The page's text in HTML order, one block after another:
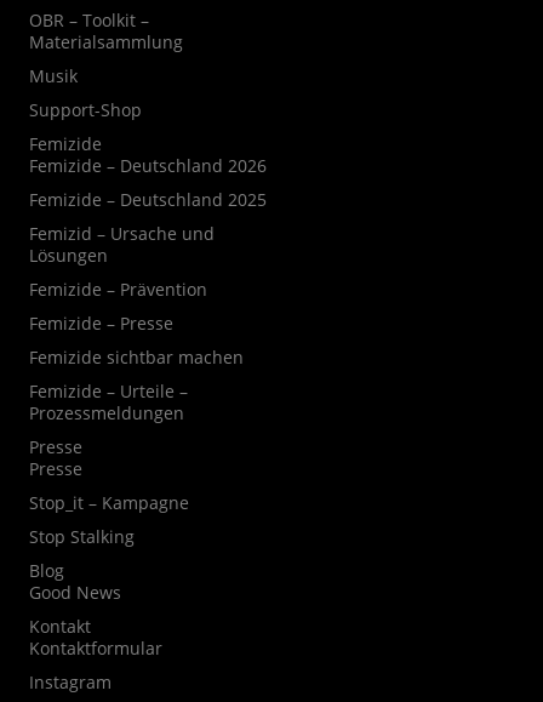
OBR – Toolkit –
Materialsammlung
Musik
Support-Shop
Femizide
Femizide – Deutschland 2026
Femizide – Deutschland 2025
Femizid – Ursache und
Lösungen
Femizide – Prävention
Femizide – Presse
Femizide sichtbar machen
Femizide – Urteile –
Prozessmeldungen
Presse
Presse
Stop_it – Kampagne
Stop Stalking
Blog
Good News
Kontakt
Kontaktformular
Instagram